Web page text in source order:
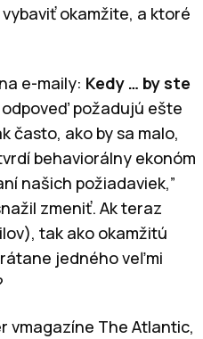
okamžite, a ktoré
e-maily: Kedy … by ste
požadujú ešte
často, ako by sa malo,
behaviorálny ekonóm
našich požiadaviek,”
zmeniť. Ak teraz
tak ako okamžitú
jedného veľmi
vmagazíne The Atlantic,